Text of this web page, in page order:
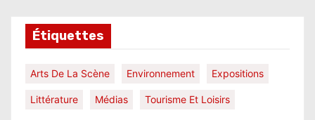
g
aÉtiquettes
Arts De La Scène Environnement Expositions
Littérature Médias Tourisme Et Loisirs